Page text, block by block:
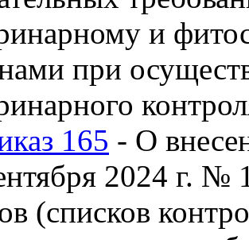
и
при
165 - О
2024 г.
(списков